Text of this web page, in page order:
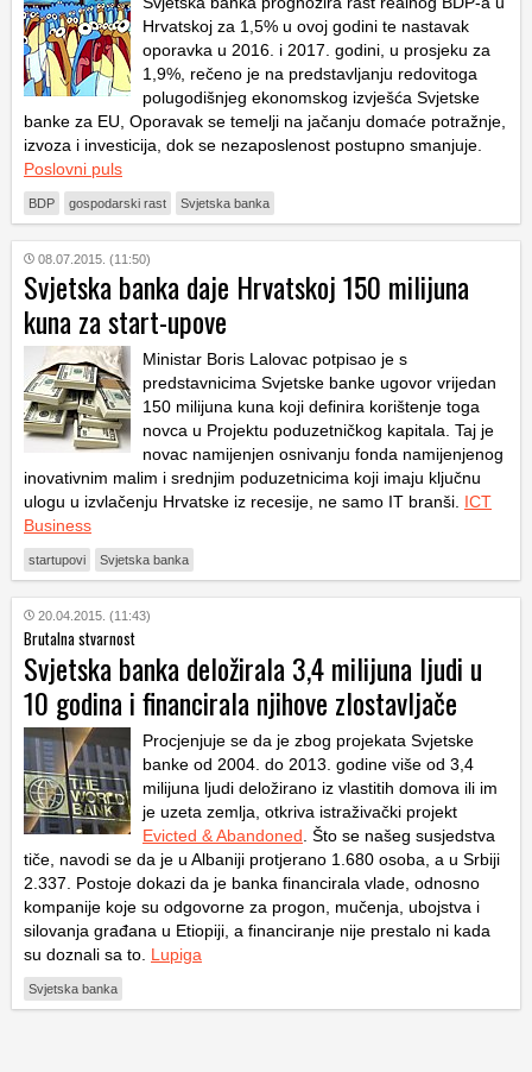
Hrvatskoj za 1,5% u ovoj godini te nastavak
oporavka u 2016. i 2017. godini, u prosjeku za
1,9%, rečeno je na predstavljanju redovitoga
polugodišnjeg ekonomskog izvješća Svjetske
banke za EU, Oporavak se temelji na jačanju domaće potražnje,
izvoza i investicija, dok se nezaposlenost postupno smanjuje.
Poslovni puls
BDP gospodarski rast Svjetska banka
08.07.2015. (11:50)
Svjetska banka daje Hrvatskoj 150 milijuna
kuna za start-upove
Ministar Boris Lalovac potpisao je s
predstavnicima Svjetske banke ugovor vrijedan
150 milijuna kuna koji definira korištenje toga
novca u Projektu poduzetničkog kapitala. Taj je
novac namijenjen osnivanju fonda namijenjenog
inovativnim malim i srednjim poduzetnicima koji imaju ključnu
ulogu u izvlačenju Hrvatske iz recesije, ne samo IT branši. ICT
Business
startupovi Svjetska banka
20.04.2015. (11:43)
Brutalna stvarnost
Svjetska banka deložirala 3,4 milijuna ljudi u
10 godina i financirala njihove zlostavljače
Procjenjuje se da je zbog projekata Svjetske
banke od 2004. do 2013. godine više od 3,4
milijuna ljudi deložirano iz vlastitih domova ili im
je uzeta zemlja, otkriva istraživački projekt
Evicted & Abandoned . Što se našeg susjedstva
tiče, navodi se da je u Albaniji protjerano 1.680 osoba, a u Srbiji
2.337. Postoje dokazi da je banka financirala vlade, odnosno
kompanije koje su odgovorne za progon, mučenja, ubojstva i
silovanja građana u Etiopiji, a financiranje nije prestalo ni kada
su doznali sa to. Lupiga
Svjetska banka